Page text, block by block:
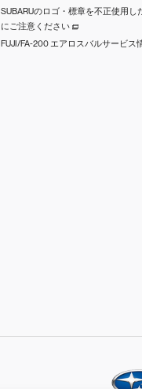
SUBARUのロゴ・標章を不正使用し
にご注意ください
FUJI/FA-200 エアロスバルサービス